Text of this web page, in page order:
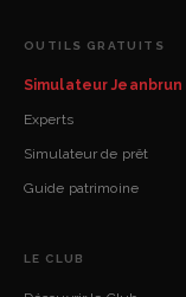
OUTILS GRATUITS
Simulateur Jeanbrun
Experts
Simulateur de prêt
Guide patrimoine
LE CLUB